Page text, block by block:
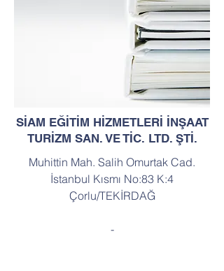
SİAM EĞİTİM HİZMETLERİ İNŞAAT
TURİZM SAN. VE TİC. LTD. ŞTİ.
Muhittin Mah. Salih Omurtak Cad.
İstanbul Kısmı No:83 K:4
Çorlu/TEKİRDAĞ
-